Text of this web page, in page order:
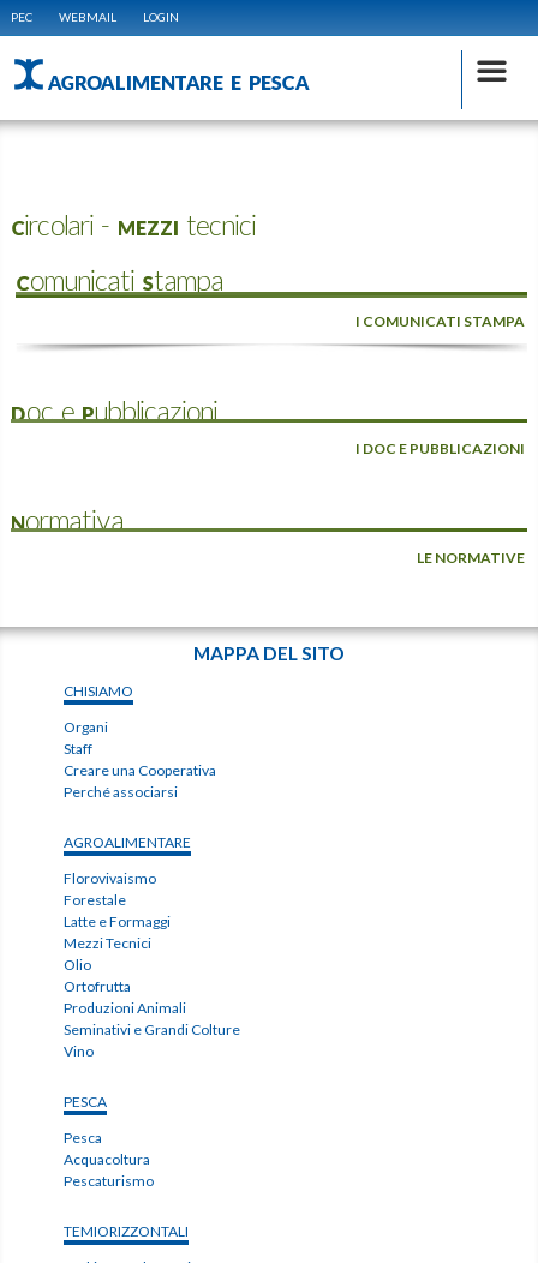
PEC WEBMAIL LOGIN
AGROALIMENTARE E PESCA
Circolari - MEZZI tecnici
Comunicati Stampa
I COMUNICATI STAMPA
Doc e Pubblicazioni
I DOC E PUBBLICAZIONI
Normativa
LE NORMATIVE
MAPPA DEL SITO
CHISIAMO
Organi
Staff
Creare una Cooperativa
Perché associarsi
AGROALIMENTARE
Florovivaismo
Forestale
Latte e Formaggi
Mezzi Tecnici
Olio
Ortofrutta
Produzioni Animali
Seminativi e Grandi Colture
Vino
PESCA
Pesca
Acquacoltura
Pescaturismo
TEMIORIZZONTALI